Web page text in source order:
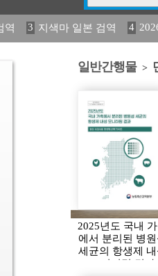
역 3 지색마 일본 검역 4
12 중독성 식물 도감 13 (2013
일반간행물 >
2025년도 국내
에서 분리된 병원
세균의 항생제 내
모니터링 결과